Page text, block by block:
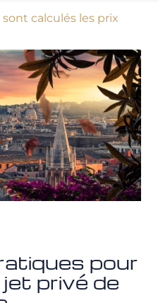
calculés les prix
pour
privé de